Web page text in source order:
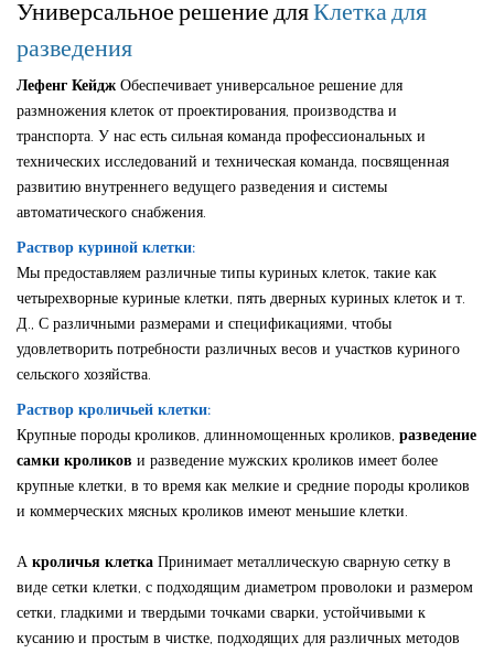
Универсальное решение дляКлетка для
разведения
Лефенг Кейдж Обеспечивает универсальное решение для
размножения клеток от проектирования, производства и
транспорта. У нас есть сильная команда профессиональных и
технических исследований и техническая команда, посвященная
развитию внутреннего ведущего разведения и системы
автоматического снабжения.
Раствор куриной клетки:
Мы предоставляем различные типы куриных клеток, такие как
четырехворные куриные клетки, пять дверных куриных клеток и т.
Д., С различными размерами и спецификациями, чтобы
удовлетворить потребности различных весов и участков куриного
сельского хозяйства.
Раствор кроличьей клетки:
Крупные породы кроликов, длинномощенных кроликов, разведение
самки кроликов и разведение мужских кроликов имеет более
крупные клетки, в то время как мелкие и средние породы кроликов
и коммерческих мясных кроликов имеют меньшие клетки.
А кроличья клетка Принимает металлическую сварную сетку в
виде сетки клетки, с подходящим диаметром проволоки и размером
сетки, гладкими и твердыми точками сварки, устойчивыми к
кусанию и простым в чистке, подходящих для различных методов